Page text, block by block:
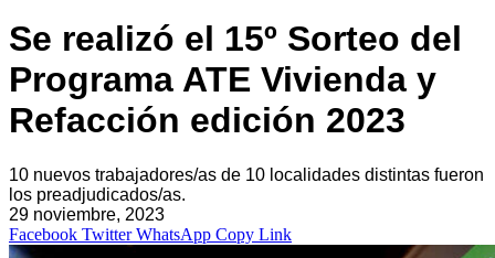
Se realizó el 15º Sorteo del
Programa ATE Vivienda y
Refacción edición 2023
10 nuevos trabajadores/as de 10 localidades distintas fueron
los preadjudicados/as.
29 noviembre, 2023
Facebook Twitter WhatsApp Copy Link